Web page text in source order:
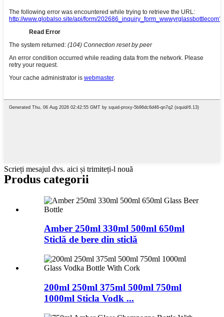
Scrieți mesajul dvs. aici și trimiteți-l nouă
Produs categorii
Amber 250ml 330ml 500ml 650ml
Sticlă de bere din sticlă
200ml 250ml 375ml 500ml 750ml
1000ml Sticla Vodk ...